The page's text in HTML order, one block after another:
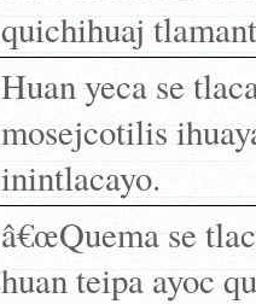
quichihuaj
Huan yeca se
mosejcotilis
inintlacayo.
â€œQuema se
huan teipa ayoc